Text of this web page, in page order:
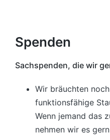
Spenden
Sachspenden, die wir
Wir bräuchten noch
funktionsfähige
Wenn jemand das
nehmen wir es